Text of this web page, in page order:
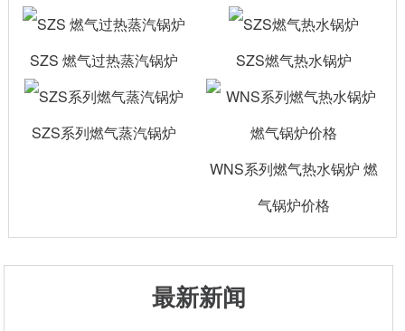
SZS 燃气过热蒸汽锅炉 SZS燃气热水锅炉
SZS系列燃气蒸汽锅炉
WNS系列燃气热水锅炉 燃
气锅炉价格
最新新闻